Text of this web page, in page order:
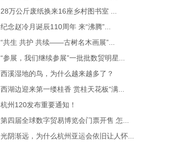
28万公斤废纸换来16座乡村图书室 ...
纪念赵冷月诞辰110周年 来“沸腾”...
“共生 共护 共续——古树名木画展”...
“参展，我们继续参展”一批批数贸明星...
西溪湿地的鸟，为什么越来越多了？
西湖边迎来第一缕桂香 赏桂天花板“满...
杭州120发布重要通知！
第四届全球数字贸易博览会门票开售 怎...
光阴渐远，为什么杭州亚运会依旧让人怀...